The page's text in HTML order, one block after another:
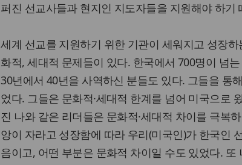
퍼진 선교사들과 현지인 지도자들을 지원해야 하기
세계 선교를 지원하기 위한 기관이 세워지고 성장
화적, 세대적 문제들이 있다. 한국에서 700명이 넘
30년에서 40년을 사역하신 분들도 있다. 그들을 통
었다. 그들은 문화적·세대적 한계를 넘어 미국으로
진 나와 같은 리더들은 문화적·세대적 차이를 극복
앙이 자라고 성장함에 따라 우리(미국인)가 한국인
음이고, 어떤 부분은 문화적 차이일 수도 있었다. 또